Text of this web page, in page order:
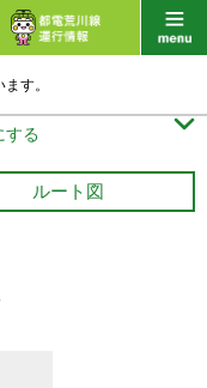
す。
する 
ルート図